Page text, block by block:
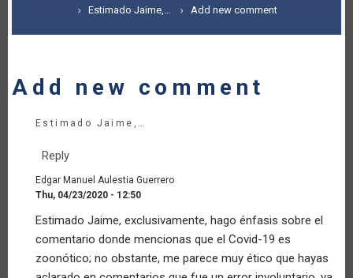
Estimado Jaime,… Add new comment
Add new comment
Estimado Jaime,…
Reply
Edgar Manuel Aulestia Guerrero
Thu, 04/23/2020 - 12:50
reply
to
Corrección
Estimado Jaime, exclusivamente, hago énfasis sobre el
comentario donde mencionas que el Covid-19 es
zoonótico; no obstante, me parece muy ético que hayas